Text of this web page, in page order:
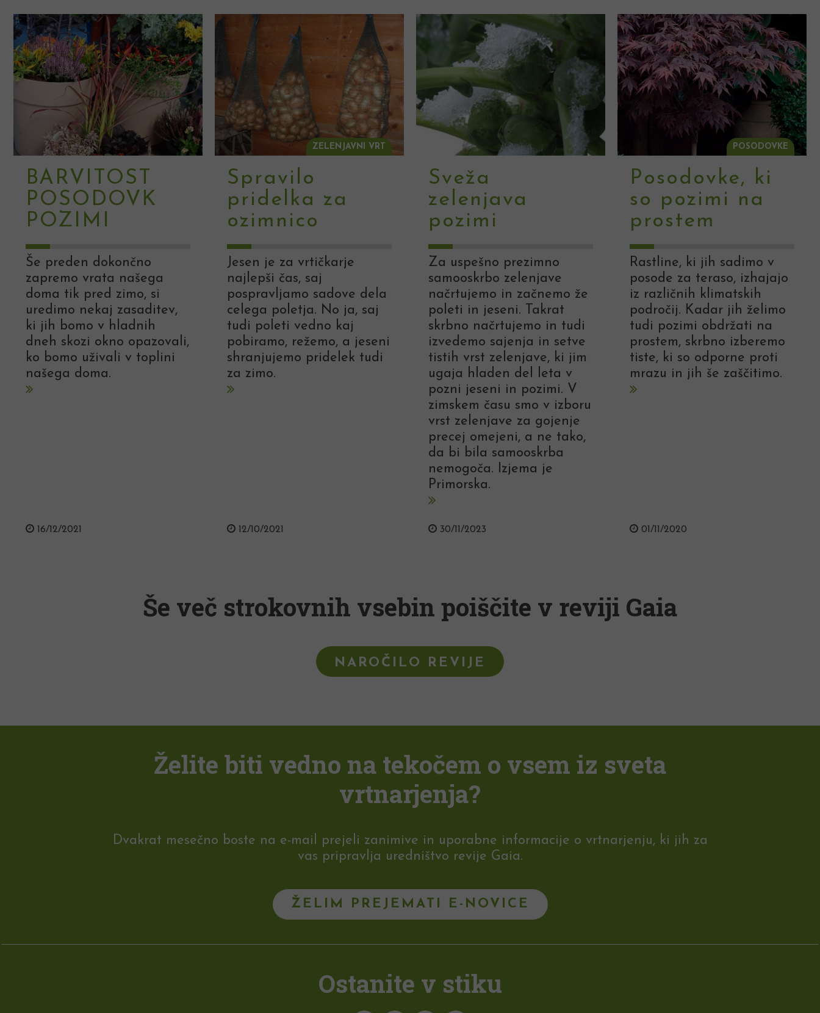
BARVITOST
POSODOVK
POZIMI
Še preden dokončno
zapremo vrata našega
doma tik pred zimo, si
uredimo nekaj zasaditev,
ki jih bomo v hladnih
dneh skozi okno opazovali,
ko bomo uživali v toplini
našega doma.
16/12/2021
ZELENJAVNI VRT
Spravilo
pridelka za
ozimnico
Jesen je za vrtičkarje
najlepši čas, saj
pospravljamo sadove dela
celega poletja. No ja, saj
tudi poleti vedno kaj
pobiramo, režemo, a jeseni
shranjujemo pridelek tudi
za zimo.
12/10/2021
Sveža
zelenjava
pozimi
Za uspešno prezimno
samooskrbo zelenjave
načrtujemo in začnemo že
poleti in jeseni. Takrat
skrbno načrtujemo in tudi
izvedemo sajenja in setve
tistih vrst zelenjave, ki jim
ugaja hladen del leta v
pozni jeseni in pozimi. V
zimskem času smo v izboru
vrst zelenjave za gojenje
precej omejeni, a ne tako,
da bi bila samooskrba
nemogoča. Izjema je
Primorska.
30/11/2023
POSODOVKE
Posodovke, ki
so pozimi na
prostem
Rastline, ki jih sadimo v
posode za teraso, izhajajo
iz različnih klimatskih
področij. Kadar jih želimo
tudi pozimi obdržati na
prostem, skrbno izberemo
tiste, ki so odporne proti
mrazu in jih še zaščitimo.
01/11/2020
Še več strokovnih vsebin poiščite v reviji Gaia
NAROČILO REVIJE
Želite biti vedno na tekočem o vsem iz sveta
vrtnarjenja?
Dvakrat mesečno boste na e-mail prejeli zanimive in uporabne informacije o vrtnarjenju, ki jih za
vas pripravlja uredništvo revije Gaia.
ŽELIM PREJEMATI E-NOVICE
Ostanite v stiku